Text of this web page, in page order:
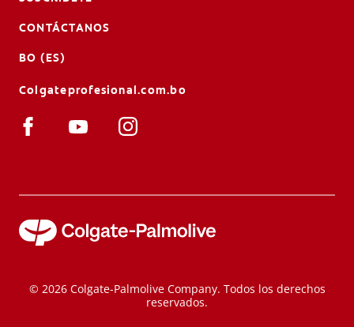
CONTÁCTANOS
BO (ES)
Colgateprofesional.com.bo
© 2026 Colgate-Palmolive Company. Todos los derechos
reservados.